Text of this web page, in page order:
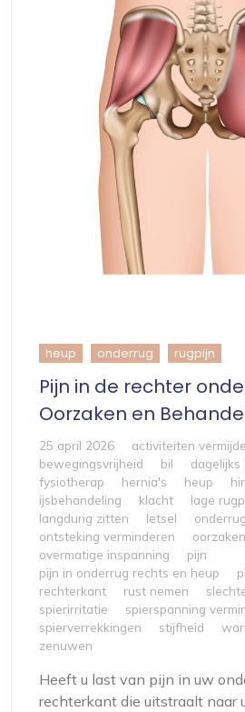
heup onderrug rugpijn
Pijn in de rechter
Oorzaken en
25 april 2026 activiteiten
bewegingsvrijheid
bil
dagelijks
fysiotherap
hernia's heup
ijsbehandeling
klacht
lage
langdurig zitten
letsel
onderrug
ontsteking verminderen
oorzaken
overmatige inspanning
pijn
pijn in onderrug rechts en heup
rechterkant
rust nemen
spierirritatie
spierspanning
spierverrekkingen
stijfheid
zenuwen
Heeft u last van pijn in uw
rechterkant die uitstraalt naar